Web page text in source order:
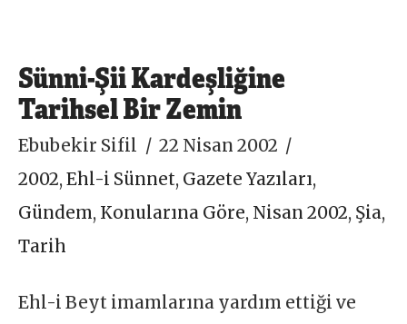
Sünni-Şii Kardeşliğine
Tarihsel Bir Zemin
Ebubekir Sifil
22 Nisan 2002
2002,Ehl-i Sünnet, Gazete Yazıları,
Gündem, Konularına Göre, Nisan 2002, Şia,
Tarih
Ehl-i Beyt imamlarına yardım ettiği ve